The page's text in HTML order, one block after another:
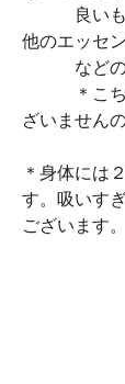
良いもの
他のエッセ
などの横
＊こちら
ざいません
＊身体には
す。吸いす
ございます。